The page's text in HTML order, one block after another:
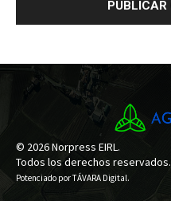
© 2026 Norpress EIRL.
Todos los derechos reservados.
Potenciado porTÁVARA Digital.